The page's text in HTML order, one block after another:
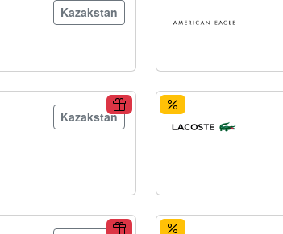
Kazakstan
Kazakstan